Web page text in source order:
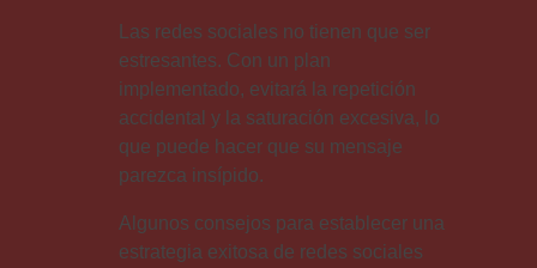
Las redes sociales no tienen que ser
estresantes. Con un plan
implementado, evitará la repetición
accidental y la saturación excesiva, lo
que puede hacer que su mensaje
parezca insípido.
Algunos consejos para establecer una
estrategia exitosa de redes sociales